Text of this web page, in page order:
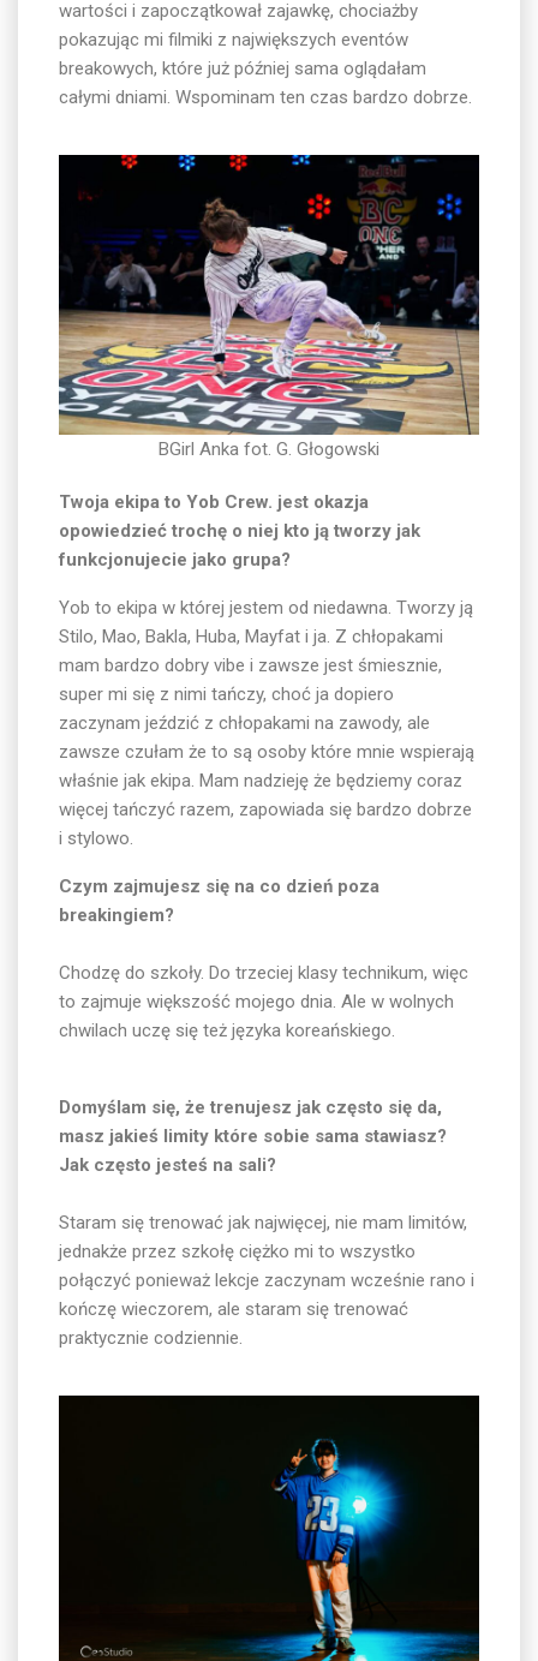
wartości i zapoczątkował zajawkę, chociażby
pokazując mi filmiki z największych eventów
breakowych, które już później sama oglądałam
całymi dniami. Wspominam ten czas bardzo dobrze.
BGirl Anka fot. G. Głogowski
Twoja ekipa to Yob Crew. jest okazja
opowiedzieć trochę o niej kto ją tworzy jak
funkcjonujecie jako grupa?
Yob to ekipa w której jestem od niedawna. Tworzy ją
Stilo, Mao, Bakla, Huba, Mayfat i ja. Z chłopakami
mam bardzo dobry vibe i zawsze jest śmiesznie,
super mi się z nimi tańczy, choć ja dopiero
zaczynam jeździć z chłopakami na zawody, ale
zawsze czułam że to są osoby które mnie wspierają
właśnie jak ekipa. Mam nadzieję że będziemy coraz
więcej tańczyć razem, zapowiada się bardzo dobrze
i stylowo.
Czym zajmujesz się na co dzień poza
breakingiem?
Chodzę do szkoły. Do trzeciej klasy technikum, więc
to zajmuje większość mojego dnia. Ale w wolnych
chwilach uczę się też języka koreańskiego.
Domyślam się, że trenujesz jak często się da,
masz jakieś limity które sobie sama stawiasz?
Jak często jesteś na sali?
Staram się trenować jak najwięcej, nie mam limitów,
jednakże przez szkołę ciężko mi to wszystko
połączyć ponieważ lekcje zaczynam wcześnie rano i
kończę wieczorem, ale staram się trenować
praktycznie codziennie.